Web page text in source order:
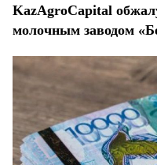
KazAgroCapital
молочным заводом